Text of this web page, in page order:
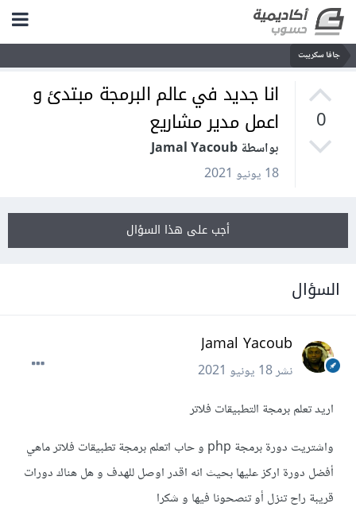
جافا سكريبت
0
انا جديد في عالم البرمجة مبتدئ و
اعمل مدير مشاريع
بواسطة Jamal Yacoub
18 يونيو 2021
أجب على هذا السؤال
السؤال
Jamal Yacoub
نشر18 يونيو 2021
اريد تعلم برمجة التطبيقات فلاتر
واشتريت دورة برمجة php و حاب اتعلم برمجة تطبيقات فلاتر ماهي
أفضل دورة اركز عليها بحيث انه اقدر اوصل للهدف و هل هناك دورات
قريبة راح تنزل أو تنصحونا فيها و شكرا